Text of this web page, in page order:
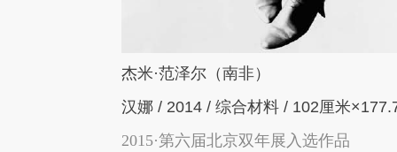
杰米·范泽尔（南非）
汉娜 / 2014 / 综合材料 / 102厘米
2015·第六届北京双年展入选作品